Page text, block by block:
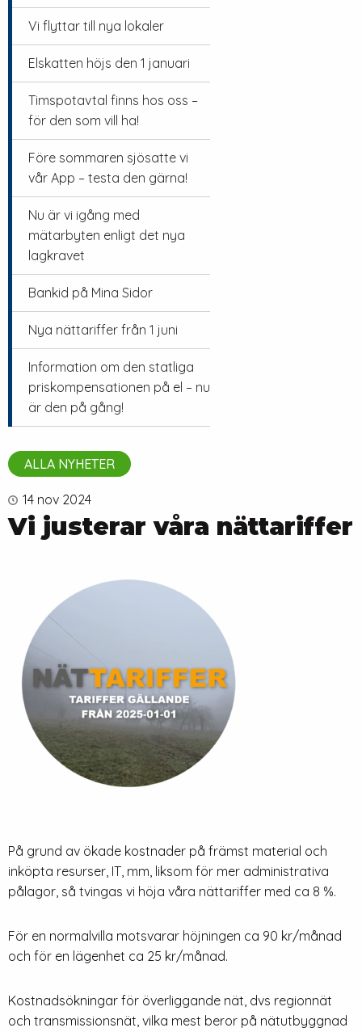
Vi flyttar till nya lokaler
Elskatten höjs den 1 januari
Timspotavtal finns hos oss –
för den som vill ha!
Före sommaren sjösatte vi
vår App – testa den gärna!
Nu är vi igång med
mätarbyten enligt det nya
lagkravet
Bankid på Mina Sidor
Nya nättariffer från 1 juni
Information om den statliga
priskompensationen på el – nu
är den på gång!
ALLA NYHETER
14 nov 2024
Vi justerar våra nättariffer
På grund av ökade kostnader på främst material och
inköpta resurser, IT, mm, liksom för mer administrativa
pålagor, så tvingas vi höja våra nättariffer med ca 8 %.
För en normalvilla motsvarar höjningen ca 90 kr/månad
och för en lägenhet ca 25 kr/månad.
Kostnadsökningar för överliggande nät, dvs regionnät
och transmissionsnät, vilka mest beror på nätutbyggnad